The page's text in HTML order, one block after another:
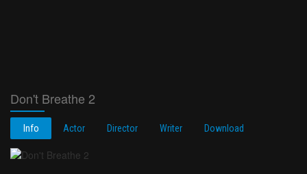
Don't Breathe 2
Info Actor Director Writer Download